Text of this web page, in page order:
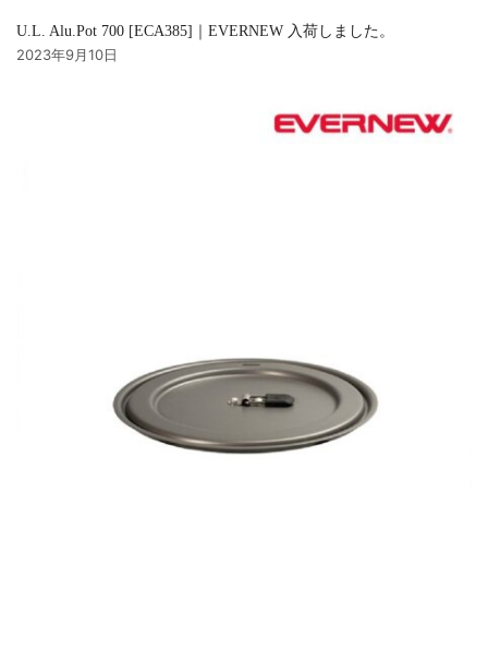
U.L. Alu.Pot 700 [ECA385]｜EVERNEW 入荷しました。
2023年9月10日